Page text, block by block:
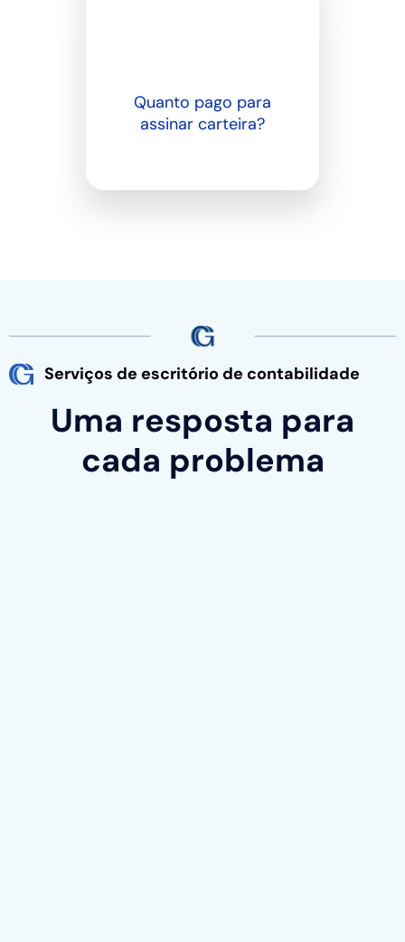
Quanto pago para
assinar carteira?
Serviços de escritório de contabilidade
Uma resposta para
cada problema